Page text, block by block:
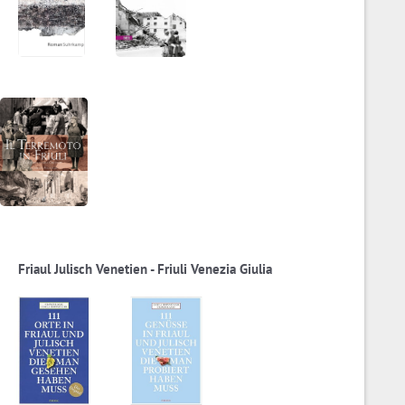
Friaul Julisch Venetien - Friuli Venezia Giulia